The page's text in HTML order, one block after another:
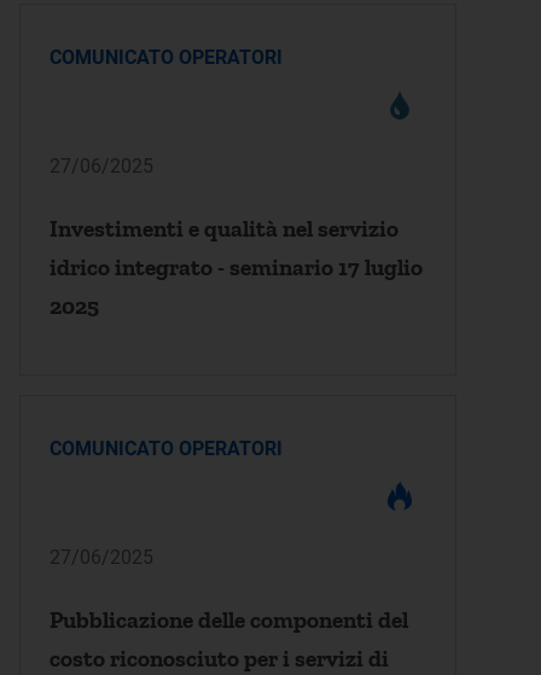
COMUNICATO OPERATORI
27/06/2025
Investimenti e qualità nel servizio
idrico integrato - seminario 17 luglio
2025
COMUNICATO OPERATORI
27/06/2025
Pubblicazione delle componenti del
costo riconosciuto per i servizi di